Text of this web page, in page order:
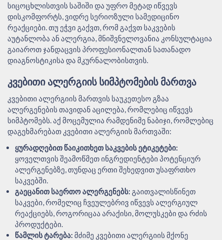
სიცოცხლისთვის საშიში და უფრო მეტად იწვევს
დისკომფორტს, ვიდრე სერიოზული სამედიცინო
რეაქციები. თუ ეჭვი გაქვთ, რომ გაქვთ საკვების
აუტანლობა ან ალერგია, მნიშვნელოვანია კონსულტაცია
გაიაროთ ჯანდაცვის პროფესიონალთან სათანადო
დიაგნოსტიკისა და მკურნალობისთვის.
ᲙᲕᲔᲑᲘᲗᲘ ᲐᲚᲔᲠᲒᲘᲘᲡ ᲡᲘᲛᲞᲢᲝᲛᲔᲑᲘᲡ ᲛᲐᲠᲗᲕᲐ
კვებითი ალერგიის მართვის საუკეთესო გზაა
ალერგენების თავიდან აცილება, რომლებიც იწვევს
სიმპტომებს. აქ მოცემულია რამდენიმე ნაბიჯი, რომლებიც
დაგეხმარებათ კვებითი ალერგიის მართვაში:
ყურადღებით წაიკითხეთ საკვების ეტიკეტები:
ყოველთვის შეამოწმეთ ინგრედიენტები პოტენციურ
ალერგენებზე, თუნდაც ერთი შეხედვით უსაფრთხო
საკვებში.
გაეცანით საერთო ალერგენებს: გაითვალისწინეთ
საკვები, რომელიც ჩვეულებრივ იწვევს ალერგიულ
რეაქციებს, როგორიცაა არაქისი, მოლუსკები და რძის
პროდუქტები.
წამლის ტარება: მძიმე კვებითი ალერგიის მქონე